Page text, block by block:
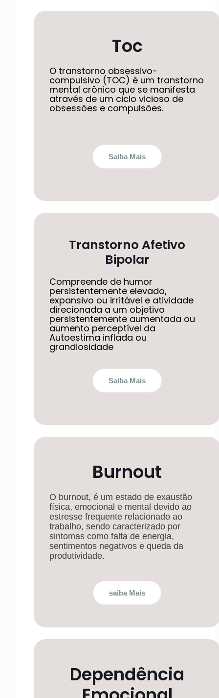
Toc
O transtorno obsessivo-
compulsivo (TOC) é um transtorno
mental crônico que se manifesta
através de um ciclo vicioso de
obsessões e compulsões.
Saiba Mais
Transtorno Afetivo
Bipolar
Compreende de humor
persistentemente elevado,
expansivo ou irritável e atividade
direcionada a um objetivo
persistentemente aumentada ou
aumento perceptível da
Autoestima inflada ou
grandiosidade
Saiba Mais
Burnout
O burnout, é um estado de exaustão
física, emocional e mental devido ao
estresse frequente relacionado ao
trabalho, sendo caracterizado por
sintomas como falta de energia,
sentimentos negativos e queda da
produtividade.
saiba Mais
Dependência